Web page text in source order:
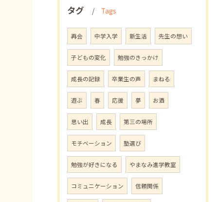
タグ Tags
再会 中学入学 新生活 先生の想い
子どもの変化 勉強のきっかけ
成長の記録 卒業生の声 まねる
遊ぶ 春 応援 夢 お酒
思い出 成長 第三の場所
モチベーション 塾選び
勉強が好きになる やまなみ進学教室
コミュニケーション 信頼関係